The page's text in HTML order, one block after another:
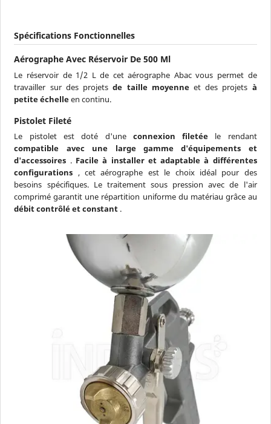
Spécifications Fonctionnelles
Aérographe Avec Réservoir De 500 Ml
Le réservoir de 1/2 L de cet aérographe Abac vous permet de
travailler sur des projetsde taille moyenneet des projets à
petite échelleen continu.
Pistolet Fileté
Le pistolet est doté d'une connexion filetée le rendant
compatible avec une large gamme d'équipements et
d'accessoires . Facile à installer et adaptable à différentes
configurations , cet aérographe est le choix idéal pour des
besoins spécifiques. Le traitement sous pression avec de l'air
comprimé garantit une répartition uniforme du matériau grâce au
débit contrôlé et constant .